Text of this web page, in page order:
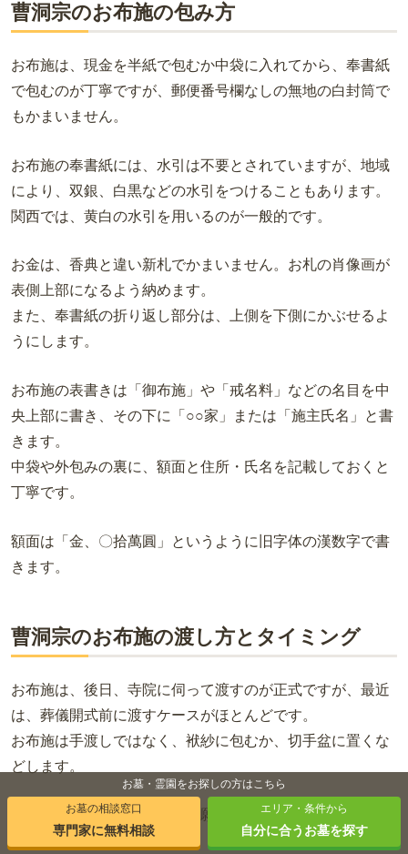
曹洞宗のお布施の包み方
お布施は、現金を半紙で包むか中袋に入れてから、奉書紙
で包むのが丁寧ですが、郵便番号欄なしの無地の白封筒で
もかまいません。
お布施の奉書紙には、水引は不要とされていますが、地域
により、双銀、白黒などの水引をつけることもあります。
関西では、黄白の水引を用いるのが一般的です。
お金は、香典と違い新札でかまいません。お札の肖像画が
表側上部になるよう納めます。
また、奉書紙の折り返し部分は、上側を下側にかぶせるよ
うにします。
お布施の表書きは「御布施」や「戒名料」などの名目を中
央上部に書き、その下に「○○家」または「施主氏名」と書
きます。
中袋や外包みの裏に、額面と住所・氏名を記載しておくと
丁寧です。
額面は「金、〇拾萬圓」というように旧字体の漢数字で書
きます。
曹洞宗のお布施の渡し方とタイミング
お布施は、後日、寺院に伺って渡すのが正式ですが、最近
は、葬儀開式前に渡すケースがほとんどです。
お布施は手渡しではなく、袱紗に包むか、切手盆に置くな
どします。
僧侶に渡す際は「よろしくお願いします。」などと挨拶を
一言添えると丁寧です。
お墓・霊園をお探しの方はこちら
お墓の相談窓口
専門家に無料相談
エリア・条件から
自分に合うお墓を探す